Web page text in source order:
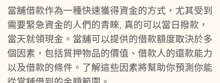
當舖借款作為一種快速獲得資金的方式，尤其受到
需要緊急資金的人們的青睞, 真的可以當日撥款，
當天就領現金。當舖可以提供的借款額度取決於多
個因素，包括質押物品的價值、借款人的還款能力
以及借款的條件。了解這些因素將幫助你預測你能